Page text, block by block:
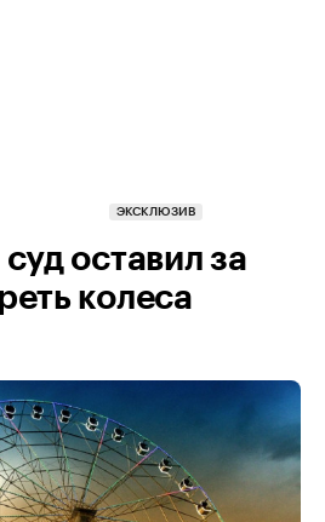
ЭКСКЛЮЗИВ
оставил за
колеса